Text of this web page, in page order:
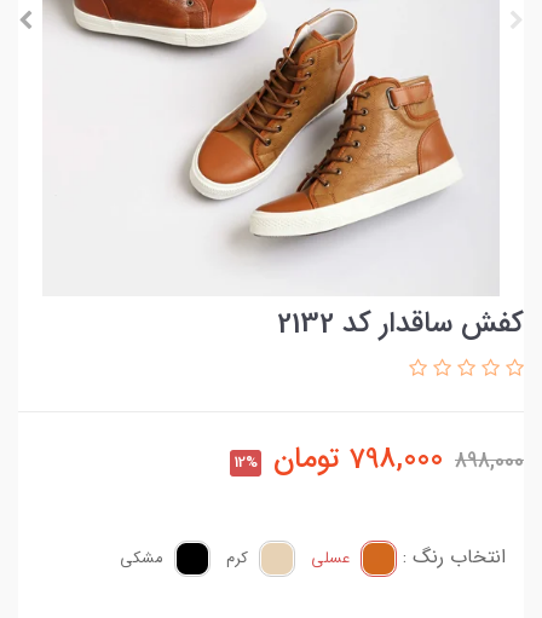
کفش ساقدار کد 2132
898,000
798,000 تومان 12%
انتخاب رنگ : عسلی کرم مشکی